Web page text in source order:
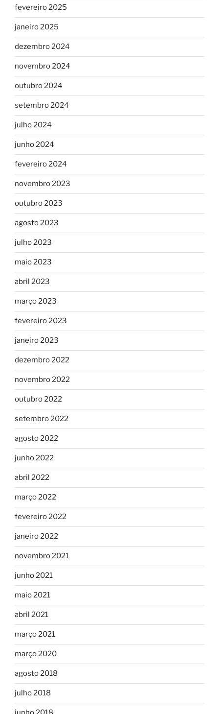
fevereiro 2025
janeiro 2025
dezembro 2024
novembro 2024
outubro 2024
setembro 2024
julho 2024
junho 2024
fevereiro 2024
novembro 2023
outubro 2023
agosto 2023
julho 2023
maio 2023
abril 2023
março 2023
fevereiro 2023
janeiro 2023
dezembro 2022
novembro 2022
outubro 2022
setembro 2022
agosto 2022
junho 2022
abril 2022
março 2022
fevereiro 2022
janeiro 2022
novembro 2021
junho 2021
maio 2021
abril 2021
março 2021
março 2020
agosto 2018
julho 2018